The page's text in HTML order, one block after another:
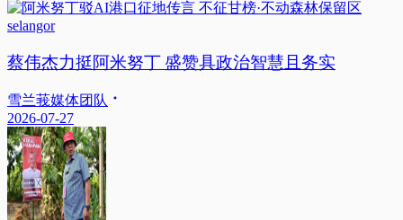
selangor
蔡伟杰力挺阿米努丁 盛赞具政治智慧且务实
雪兰莪媒体团队
2026-07-27